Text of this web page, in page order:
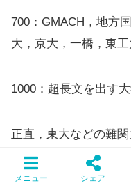
700：GMACH，地方
大，京大，一橋，東
1000：超長文を出す
正直，東大などの難
ていれば十分合格可
な．志望校がめっち
メニュー シェア